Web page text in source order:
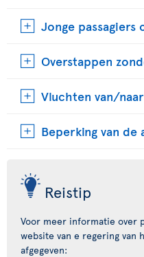
Jonge passagiers
Overstappen
Vluchten van/
Beperking van de
Reistip
Voor meer informatie over
website van e regering van
afgegeven: